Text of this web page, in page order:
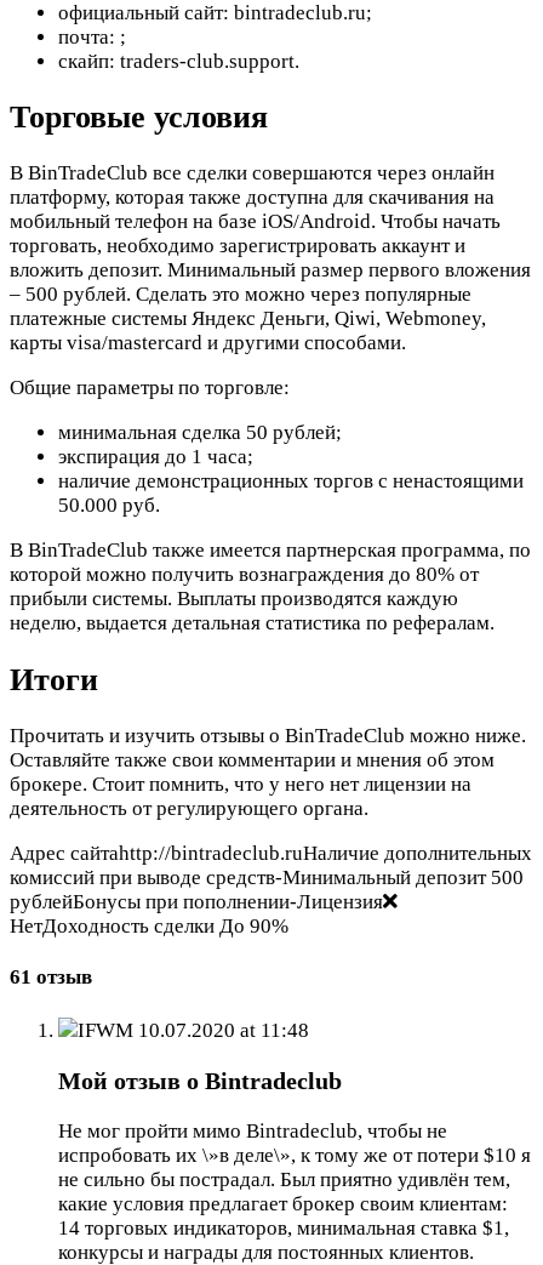
официальный сайт: bintradeclub.ru;
почта: ;
скайп: traders-club.support.
Торговые условия
В BinTradeClub все сделки совершаются через онлайн
платформу, которая также доступна для скачивания на
мобильный телефон на базе iOS/Android. Чтобы начать
торговать, необходимо зарегистрировать аккаунт и
вложить депозит. Минимальный размер первого вложения
– 500 рублей. Сделать это можно через популярные
платежные системы Яндекс Деньги, Qiwi, Webmoney,
карты visa/mastercard и другими способами.
Общие параметры по торговле:
минимальная сделка 50 рублей;
экспирация до 1 часа;
наличие демонстрационных торгов с ненастоящими
50.000 руб.
В BinTradeClub также имеется партнерская программа, по
которой можно получить вознаграждения до 80% от
прибыли системы. Выплаты производятся каждую
неделю, выдается детальная статистика по рефералам.
Итоги
Прочитать и изучить отзывы о BinTradeClub можно ниже.
Оставляйте также свои комментарии и мнения об этом
брокере. Стоит помнить, что у него нет лицензии на
деятельность от регулирующего органа.
Адрес сайтаhttp://bintradeclub.ruНаличие дополнительных
комиссий при выводе средств-Минимальный депозит 500
рублейБонусы при пополнении-Лицензия
НетДоходность сделки До 90%
61 отзыв
IFWM 10.07.2020 at 11:48
Мой отзыв о Bintradeclub
Не мог пройти мимо Bintradeclub, чтобы не
испробовать их \»в деле\», к тому же от потери $10 я
не сильно бы пострадал. Был приятно удивлён тем,
какие условия предлагает брокер своим клиентам:
14 торговых индикаторов, минимальная ставка $1,
конкурсы и награды для постоянных клиентов.